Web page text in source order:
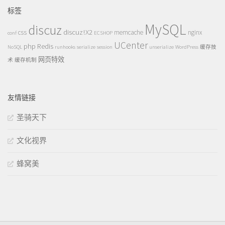
标签
conf css discuz discuz!X2 ECSHOP memcache MySQL nginx
NoSQL php Redis runhooks serialize session UCenter unserialize WordPress 缓存技
术 缓存机制 网页特效
友情链接
圣骑天下
文化视界
蜂窝美